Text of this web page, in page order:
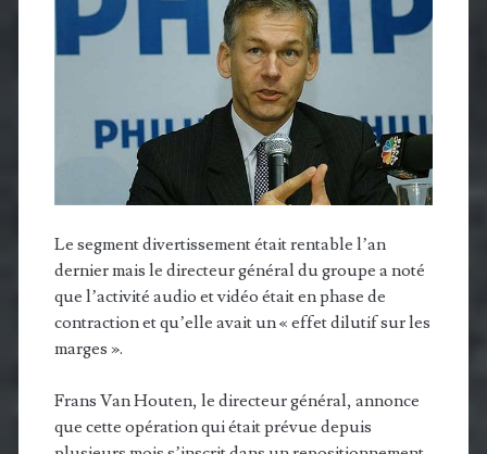
Le segment divertissement était rentable l’an
dernier mais le directeur général du groupe a noté
que l’activité audio et vidéo était en phase de
contraction et qu’elle avait un « effet dilutif sur les
marges ».
Frans Van Houten, le directeur général, annonce
que cette opération qui était prévue depuis